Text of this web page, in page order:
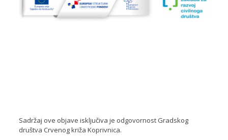
Sadržaj ove objave isključiva je odgovornost Gradskog
društva Crvenog križa Koprivnica.